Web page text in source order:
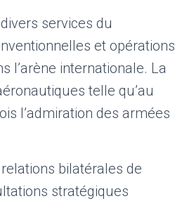
services du
et opérations
l’arène internationale. La
telle qu’au
l’admiration des armées
bilatérales de
stratégiques